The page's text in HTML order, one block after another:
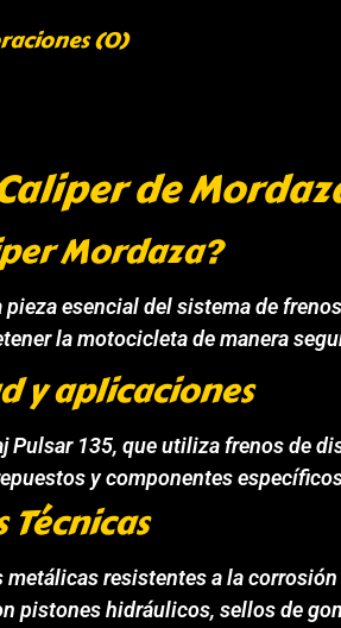
(0)
de
Mordaza?
pieza esencial del sistema de
la motocicleta de manera
y aplicaciones
Pulsar 135, que utiliza frenos de
y componentes
resistentes a la
pistones hidráulicos, sellos de